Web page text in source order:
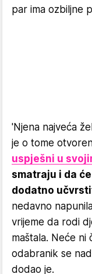
par ima ozbiljne
'Njena najveća
je o tome
uspješni u
smatraju i da
dodatno
nedavno
vrijeme da rodi
maštala. Neće ni
odabranik se
dodao je.